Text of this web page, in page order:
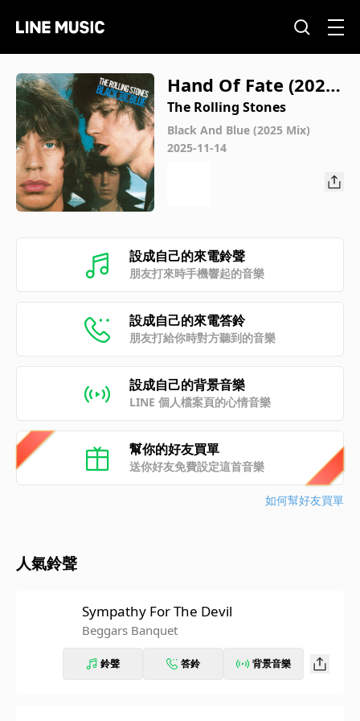
Hand Of Fate (2025
Mix)
The Rolling Stones
Black And Blue (2025 Mix)
2025-11-14
設成自己的來電鈴聲
朋友打來時手機響起的音樂
設成自己的來電答鈴
朋友打給你時對方聽到的音樂
設成自己的背景音樂
LINE 個人檔案頁的心情音樂
幫你的好友買單
送你好友免費設定這首音樂
如何幫好友買單
人氣鈴聲
Sympathy For The Devil
Beggars Banquet
鈴聲 答鈴 背景音樂